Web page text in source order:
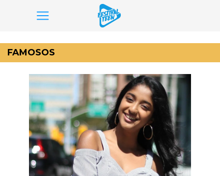
para
o
conteúdo
FAMOSOS